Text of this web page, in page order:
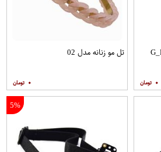
۰
تل مو زنانه مدل 02
۰
5%